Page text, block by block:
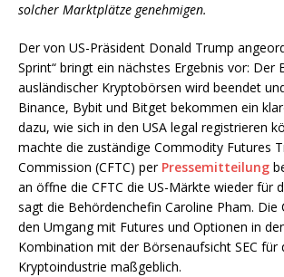
solcher Marktplätze genehmigen.
Der von US-Präsident Donald Trump
Sprint“ bringt ein nächstes Ergebnis vor: Der
ausländischer Kryptobörsen wird beendet
Binance, Bybit und Bitget bekommen ein
dazu, wie sich in den USA legal registrieren
machte die zuständige Commodity Futures
Commission (CFTC) per Pressemitteilung
an öffne die CFTC die US-Märkte wieder für
sagt die Behördenchefin Caroline Pham. Die
den Umgang mit Futures und Optionen in
Kombination mit der Börsenaufsicht SEC für
Kryptoindustrie maßgeblich.